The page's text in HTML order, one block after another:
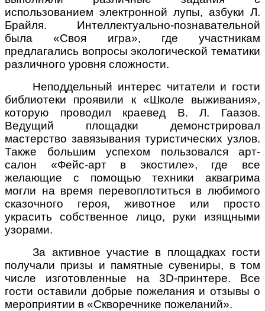
использованием электронной лупы, азбуки Л.
Брайля. Интеллектуально-познавательной
была «Своя игра», где участникам
предлагались вопросы экологической тематики
различного уровня сложности.
Неподдельный интерес читатели и гости
библиотеки проявили к «Школе выживания»,
которую проводил краевед В. Л. Гаазов.
Ведущий площадки демонстрировал
мастерство завязывания туристических узлов.
Также большим успехом пользовался арт-
салон «Фейс-арт в экостиле», где все
желающие с помощью техники аквагрима
могли на время перевоплотиться в любимого
сказочного героя, животное или просто
украсить собственное лицо, руки изящными
узорами.
За активное участие в площадках гости
получали призы и памятные сувениры, в том
числе изготовленные на 3D-принтере. Все
гости оставили добрые пожелания и отзывы о
мероприятии в «Скворечнике пожеланий».